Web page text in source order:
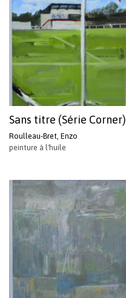
Sans titre (Série Corner)
Roulleau-Bret, Enzo
peinture à l'huile